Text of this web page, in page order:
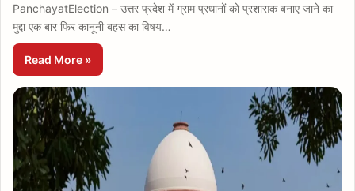
PanchayatElection – उत्तर प्रदेश में ग्राम प्रधानों को प्रशासक बनाए जाने का
मुद्दा एक बार फिर कानूनी बहस का विषय…
Read More »